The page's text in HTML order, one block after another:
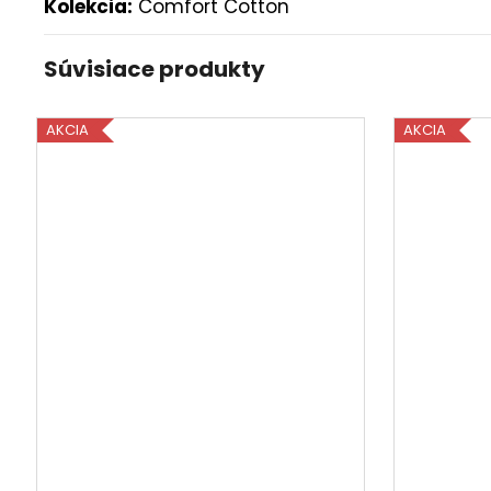
Kolekcia: Comfort Cotton
Súvisiace produkty
AKCIA AKCIA